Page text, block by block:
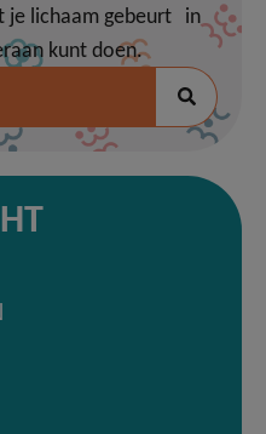
je lichaam gebeurt in
kunt doen.